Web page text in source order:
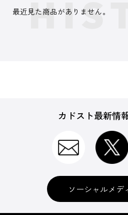
最近見た商品がありません。
カドスト最新情
ソーシャルメデ